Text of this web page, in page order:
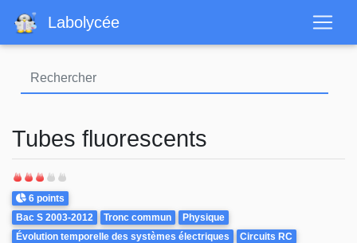
contenu
Labolycée
Tubes fluorescents
Points
6 points
Theme
Bac S 2003-2012 Tronc commun
Physique
Évolution temporelle des systèmes électriques
Circuits RC